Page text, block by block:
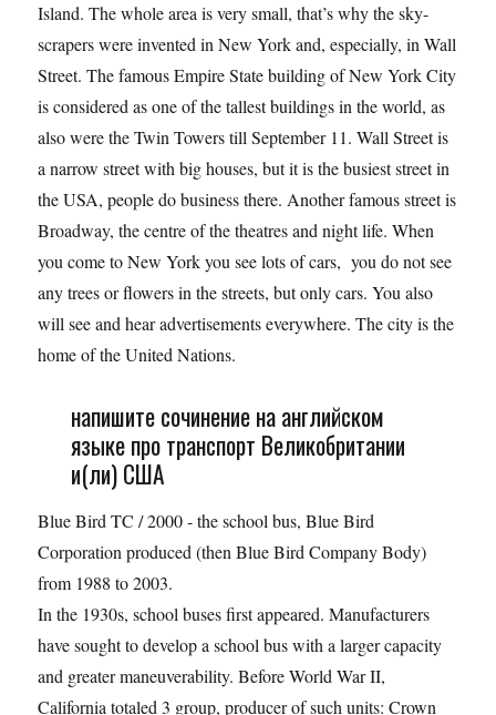
Island. The whole area is very small, that’s why the sky-
scrapers were invented in New York and, especially, in Wall
Street. The famous Empire State building of New York City
is considered as one of the tallest buildings in the world, as
also were the Twin Towers till September 11. Wall Street is
a narrow street with big houses, but it is the busiest street in
the USA, people do business there. Another famous street is
Broadway, the centre of the theatres and night life. When
you come to New York you see lots of cars, you do not see
any trees or flowers in the streets, but only cars. You also
will see and hear advertisements everywhere. The city is the
home of the United Nations.
напишите сочинение на английском
языке про транспорт Великобритании
и(ли) США
Blue Bird TC / 2000 - the school bus, Blue Bird
Corporation produced (then Blue Bird Company Body)
from 1988 to 2003.
In the 1930s, school buses first appeared. Manufacturers
have sought to develop a school bus with a larger capacity
and greater maneuverability. Before World War II,
California totaled 3 group, producer of such units: Crown